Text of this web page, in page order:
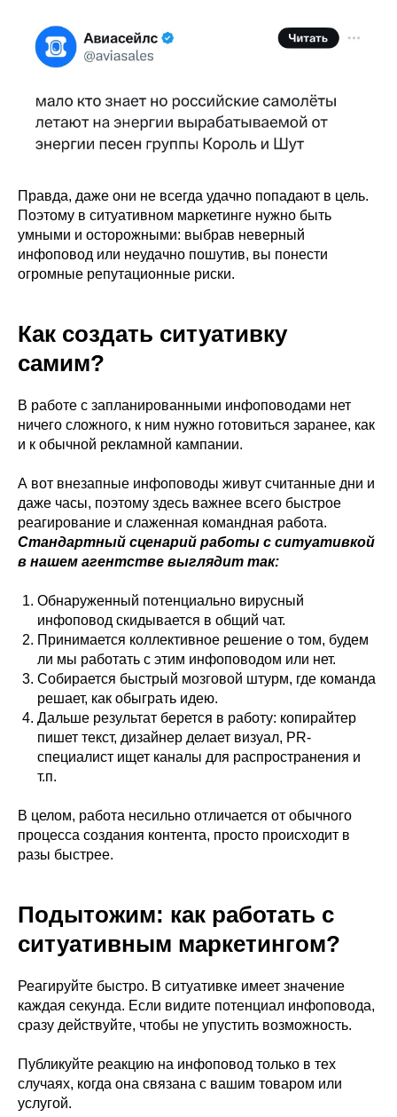
Правда, даже они не всегда удачно попадают в цель.
Поэтому в ситуативном маркетинге нужно быть
умными и осторожными: выбрав неверный
инфоповод или неудачно пошутив, вы понести
огромные репутационные риски.
Как создать ситуативку
самим?
В работе с запланированными инфоповодами нет
ничего сложного, к ним нужно готовиться заранее, как
и к обычной рекламной кампании.
А вот внезапные инфоповоды живут считанные дни и
даже часы, поэтому здесь важнее всего быстрое
реагирование и слаженная командная работа.
Стандартный сценарий работы с ситуативкой
в нашем агентстве выглядит так:
Обнаруженный потенциально вирусный
инфоповод скидывается в общий чат.
Принимается коллективное решение о том, будем
ли мы работать с этим инфоповодом или нет.
Собирается быстрый мозговой штурм, где команда
решает, как обыграть идею.
Дальше результат берется в работу: копирайтер
пишет текст, дизайнер делает визуал, PR-
специалист ищет каналы для распространения и
т.п.
В целом, работа несильно отличается от обычного
процесса создания контента, просто происходит в
разы быстрее.
Подытожим: как работать с
ситуативным маркетингом?
Реагируйте быстро. В ситуативке имеет значение
каждая секунда. Если видите потенциал инфоповода,
сразу действуйте, чтобы не упустить возможность.
Публикуйте реакцию на инфоповод только в тех
случаях, когда она связана с вашим товаром или
услугой.